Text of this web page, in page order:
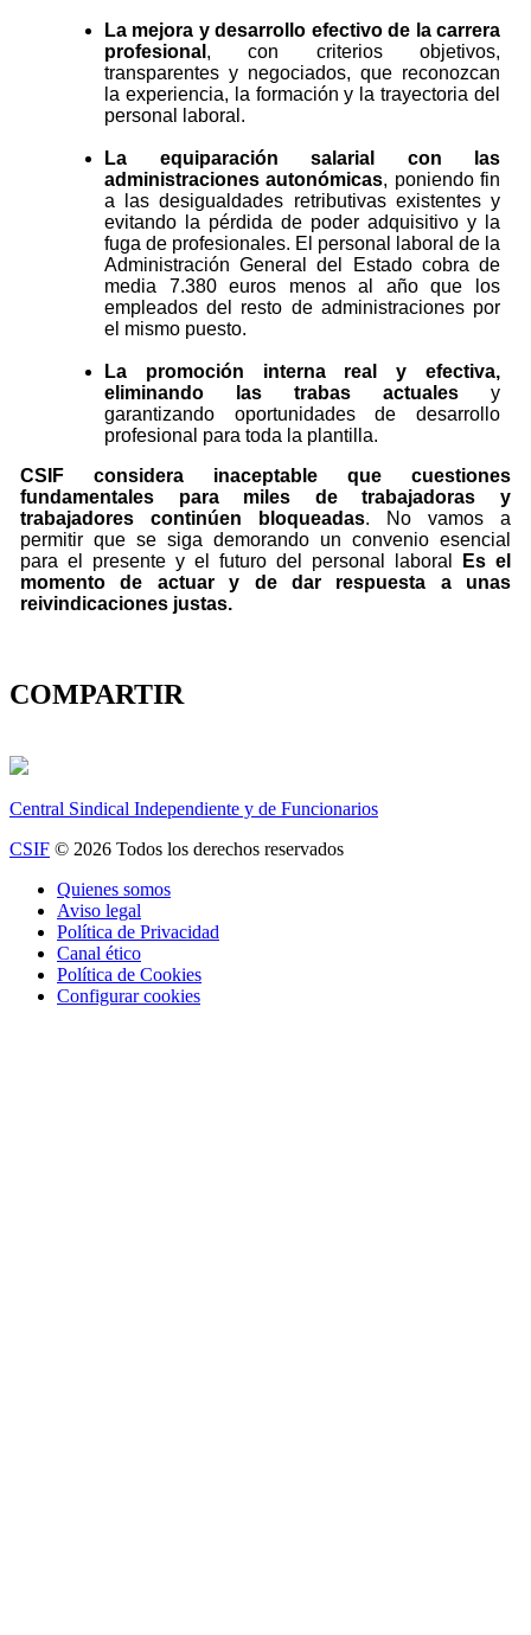
La mejora y desarrollo efectivo de la carrera
profesional , con criterios objetivos,
transparentes y negociados, que reconozcan
la experiencia, la formación y la trayectoria del
personal laboral.
La equiparación salarial con las
administraciones autonómicas, poniendo fin
a las desigualdades retributivas existentes y
evitando la pérdida de poder adquisitivo y la
fuga de profesionales. El personal laboral de la
Administración General del Estado cobra de
media 7.380 euros menos al año que los
empleados del resto de administraciones por
el mismo puesto.
La promoción interna real y efectiva,
eliminando las trabas actuales y
garantizando oportunidades de desarrollo
profesional para toda la plantilla.
CSIF considera inaceptable que cuestiones
fundamentales para miles de trabajadoras y
trabajadores continúen bloqueadas. No vamos a
permitir que se siga demorando un convenio esencial
para el presente y el futuro del personal laboral
Es el
momento de actuar y de dar respuesta a unas
reivindicaciones justas.
COMPARTIR
Central Sindical Independiente y de Funcionarios
CSIF © 2026 Todos los derechos reservados
Quienes somos
Aviso legal
Política de Privacidad
Canal ético
Política de Cookies
Configurar cookies